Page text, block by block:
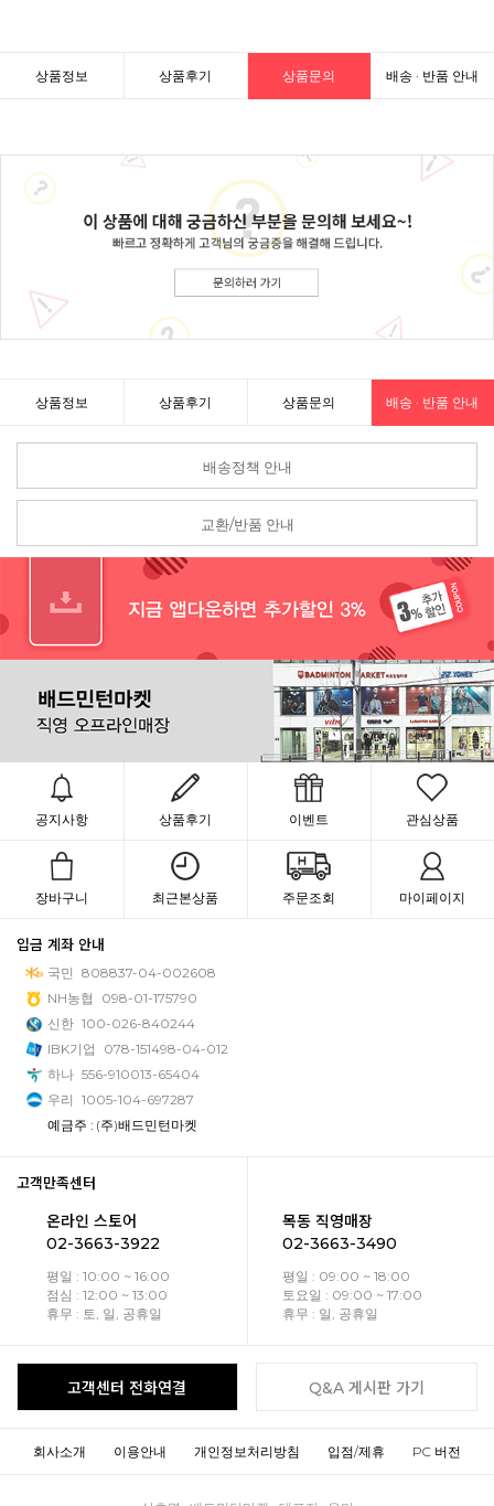
상품정보 상품후기 상품문의 배송 · 반품 안내
상품정보 상품후기 상품문의 배송 · 반품 안내
배송정책 안내
교환/반품 안내
공지사항 상품후기 이벤트 관심상품
장바구니 최근본상품 주문조회 마이페이지
입금 계좌 안내
국민 808837-04-002608
NH농협
098-01-175790
신한 100-026-840244
IBK기업
078-151498-04-012
하나 556-910013-65404
우리 1005-104-697287
예금주 : (주)배드민턴마켓
고객만족센터
온라인 스토어
02-3663-3922
평일 : 10:00 ~ 16:00
점심 : 12:00 ~ 13:00
휴무 : 토, 일, 공휴일
목동 직영매장
02-3663-3490
평일 : 09:00 ~ 18:00
토요일 : 09:00 ~ 17:00
휴무 : 일, 공휴일
고객센터 전화연결 Q&A 게시판 가기
회사소개 이용안내 개인정보처리방침 입점/제휴 PC 버전